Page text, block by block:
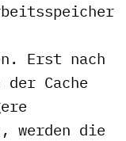
Erst nach
Cache
werden die